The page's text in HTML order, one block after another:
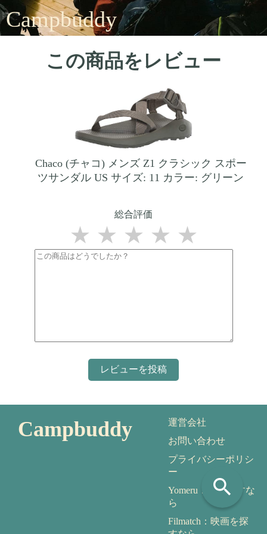
Campbuddy
この商品をレビュー
Chaco (チャコ) メンズ Z1 クラシック スポー
ツサンダル US サイズ: 11 カラー: グリーン
総合評価
★
★
★
★
★
search
Campbuddy
運営会社
お問い合わせ
プライバシーポリシ
ー
Yomeru：本を探すな
ら
Filmatch：映画を探